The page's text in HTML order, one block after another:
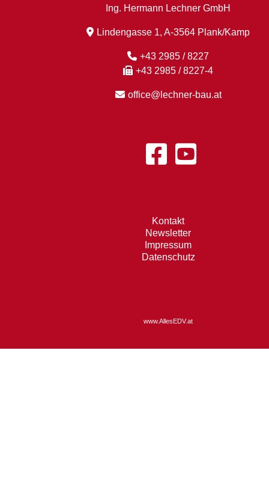
Ing. Hermann Lechner GmbH
Lindengasse 1, A-3564 Plank/Kamp
+43 2985 / 8227
+43 2985 / 8227-4
office@lechner-bau.at
Kontakt
Newsletter
Impressum
Datenschutz
www.AllesEDV.at